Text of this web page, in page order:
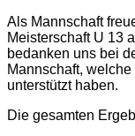
Als Mannschaft
Meisterschaft U 13
bedanken uns bei
Mannschaft,
unterstützt haben.
Die gesamten